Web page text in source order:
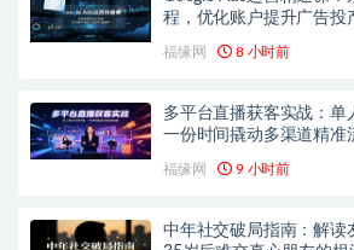
程，优化账户提升广告投
福缘网 8 小时前
多平台直播获客实战：单
一份时间撬动多渠道精准
福缘网 9 小时前
中年社交破局指南：解读